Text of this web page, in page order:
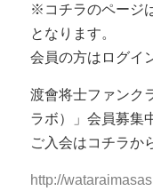
※コチラのページ
となります。
会員の方はログイ
渡會将士ファンク
ラボ）」会員募集
ご入会はコチラか
http://